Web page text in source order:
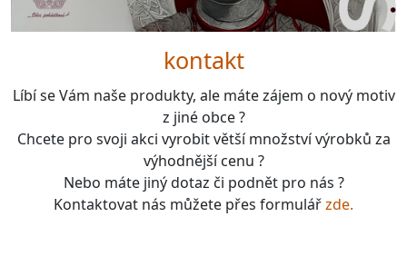
kontakt
Líbí se Vám naše produkty, ale máte zájem o nový motiv
z jiné obce ?
Chcete pro svoji akci vyrobit větší množství výrobků za
výhodnější cenu ?
Nebo máte jiný dotaz či podnět pro nás ?
Kontaktovat nás můžete přes formulářzde.